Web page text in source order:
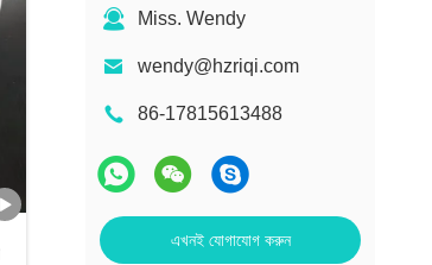
Miss. Wendy
wendy@hzriqi.com
86-17815613488
এখনই যোগাযোগ করুন